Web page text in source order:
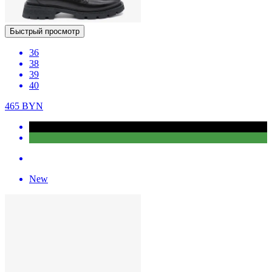
Быстрый просмотр
36
38
39
40
465 BYN
New